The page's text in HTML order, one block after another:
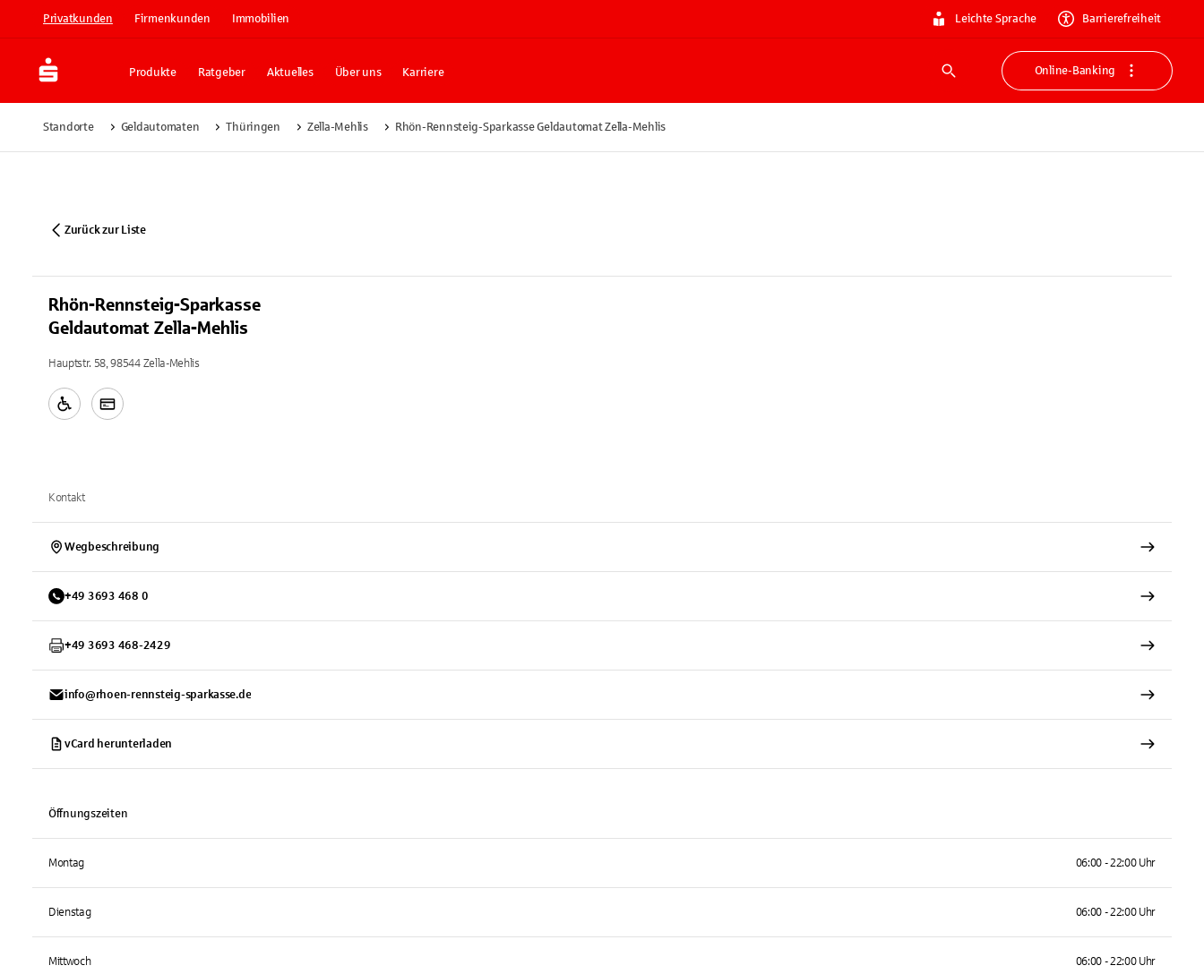
Privatkunden Firmenkunden Immobilien Leichte Sprache Barrierefreiheit
Produkte Ratgeber Aktuelles Über uns Karriere
Suche
Online-Banking
Standorte Geldautomaten Thüringen Zella-Mehlis Rhön-Rennsteig-Sparkasse Geldautomat Zella-Mehlis
Zurück zur Liste
Rhön-Rennsteig-Sparkasse
Geldautomat Zella-Mehlis
Hauptstr. 58, 98544 Zella-Mehlis
Kontakt
Wegbeschreibung
+49 3693 468 0
+49 3693 468-2429
info@rhoen-rennsteig-sparkasse.de
vCard herunterladen
Öffnungszeiten
Montag 06:00 - 22:00 Uhr
Dienstag 06:00 - 22:00 Uhr
Mittwoch 06:00 - 22:00 Uhr